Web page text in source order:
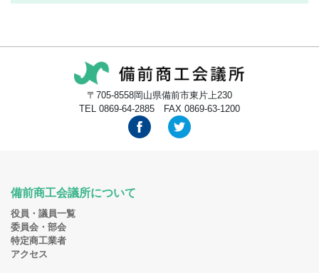
〒705-8558岡山県備前市東片上230
TEL 0869-64-2885 FAX 0869-63-1200
備前商工会議所について
役員・議員一覧
委員会・部会
特定商工業者
アクセス